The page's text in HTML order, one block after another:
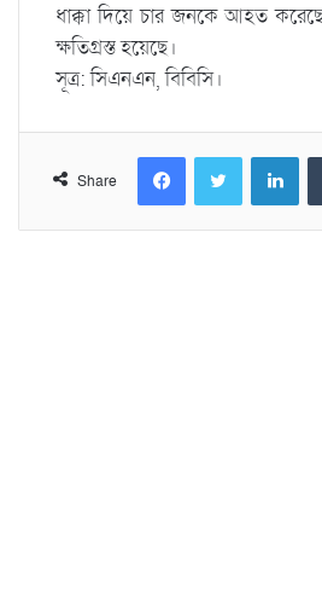
ধাক্কা দিয়ে চার জনকে আহত
ক্ষতিগ্রস্ত হয়েছে।
সূত্র: সিএনএন, বিবিসি।
Share